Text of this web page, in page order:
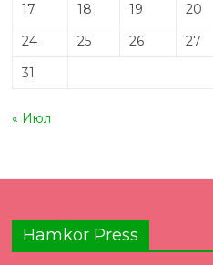
17
18 19 20
24
25 26 27
31
« Июл
Hamkor Press